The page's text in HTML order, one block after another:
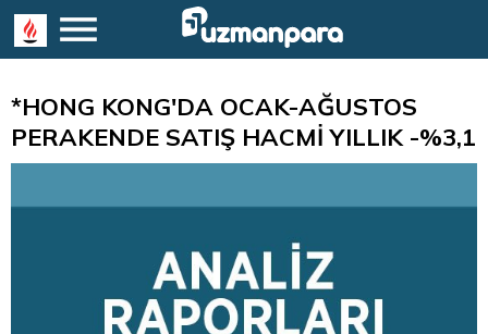
*HONG KONG'DA OCAK-AĞUSTOS
PERAKENDE SATIŞ HACMİ YILLIK -%3,1